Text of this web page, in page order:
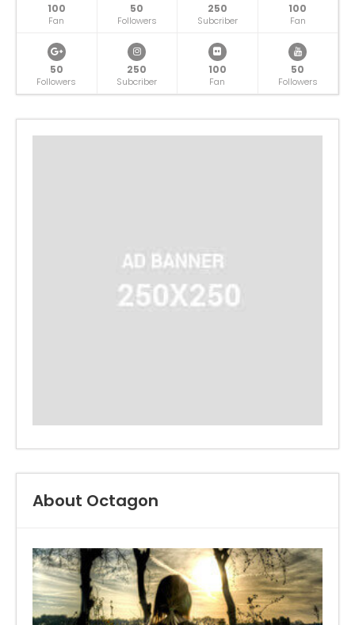
100
Fan
50
Followers
250
Subcriber
100
Fan
50
Followers
250
Subcriber
100
Fan
50
Followers
About Octagon